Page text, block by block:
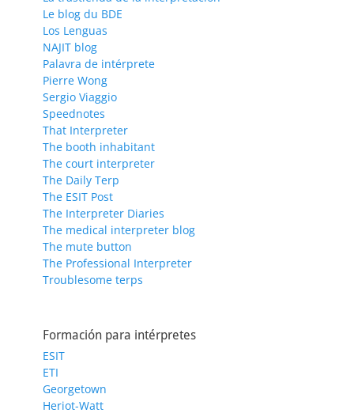
Le blog du BDE
Los Lenguas
NAJIT blog
Palavra de intérprete
Pierre Wong
Sergio Viaggio
Speednotes
That Interpreter
The booth inhabitant
The court interpreter
The Daily Terp
The ESIT Post
The Interpreter Diaries
The medical interpreter blog
The mute button
The Professional Interpreter
Troublesome terps
Formación para intérpretes
ESIT
ETI
Georgetown
Heriot-Watt